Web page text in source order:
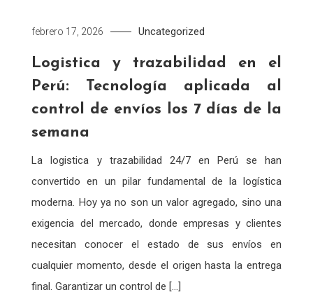
febrero 17, 2026 Uncategorized
Logistica y trazabilidad en el
Perú: Tecnología aplicada al
control de envíos los 7 días de la
semana
La logistica y trazabilidad 24/7 en Perú se han
convertido en un pilar fundamental de la logística
moderna. Hoy ya no son un valor agregado, sino una
exigencia del mercado, donde empresas y clientes
necesitan conocer el estado de sus envíos en
cualquier momento, desde el origen hasta la entrega
final. Garantizar un control de […]